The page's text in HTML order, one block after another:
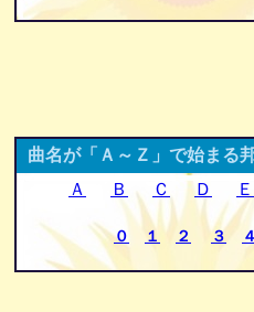
曲名が「Ａ～Ｚ」で始まる
Ａ
Ｂ Ｃ Ｄ Ｅ
０ １ ２ ３